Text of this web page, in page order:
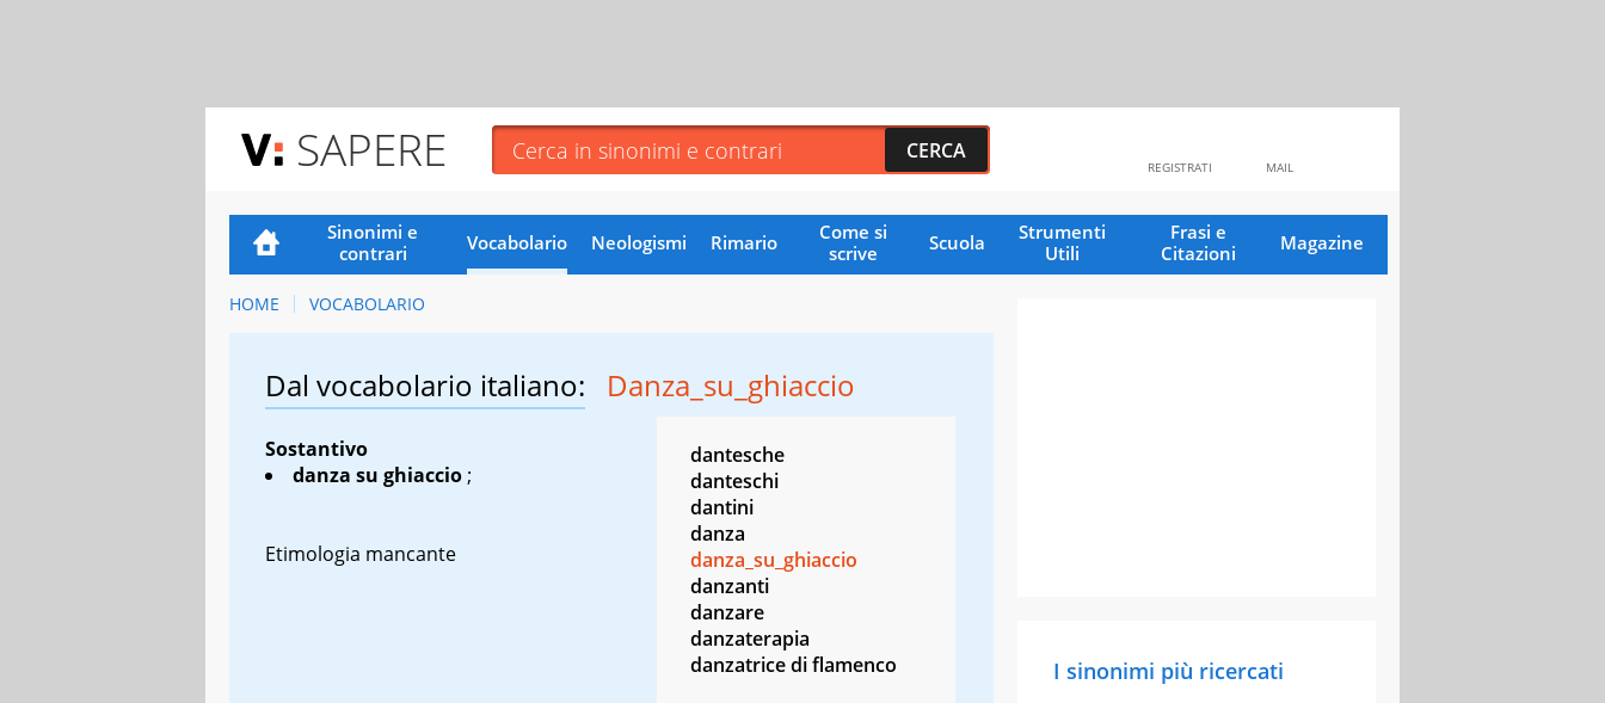
SAPERE MAIL
REGISTRATI
Sinonimi e
contrari
Vocabolario Neologismi Rimario
Come si
scrive
Scuola
Strumenti
Utili
Frasi e
Citazioni
Magazine
HOME VOCABOLARIO
Dal vocabolario italiano: Danza_su_ghiaccio
Sostantivo
danza su ghiaccio ;
Etimologia mancante
dantesche
danteschi
dantini
danza
danza_su_ghiaccio
danzanti
danzare
danzaterapia
danzatrice di flamenco
I sinonimi più ricercati